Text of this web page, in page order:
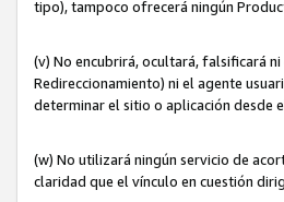
tipo), tampoco ofrecerá ningún
(v) No encubrirá, ocultará, falsificará
Redireccionamiento) ni el agente
determinar el sitio o aplicación desde
(w) No utilizará ningún servicio de
claridad que el vínculo en cuestión